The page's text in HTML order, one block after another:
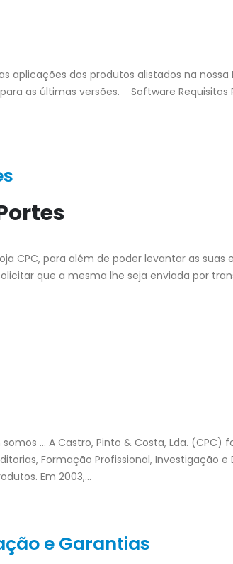
aplicações dos produtos alistados na nossa
as últimas versões. Software Requisitos
CPC, para além de poder levantar as
que a mesma lhe seja enviada por
Costa, Lda. (CPC) foi
Formação Profissional, Investigação e
Em 2003,...
e Garantias